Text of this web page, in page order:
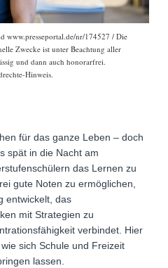
www.presseportal.de/nr/174527 / Die
Zwecke ist unter Beachtung aller
und dann auch honorarfrei.
Hinweis.
für das ganze Leben – doch
spät in die Nacht am
das Lernen zu
gute Noten zu ermöglichen,
entwickelt, das
mit Strategien zu
verbindet. Hier
sich Schule und Freizeit
lassen.